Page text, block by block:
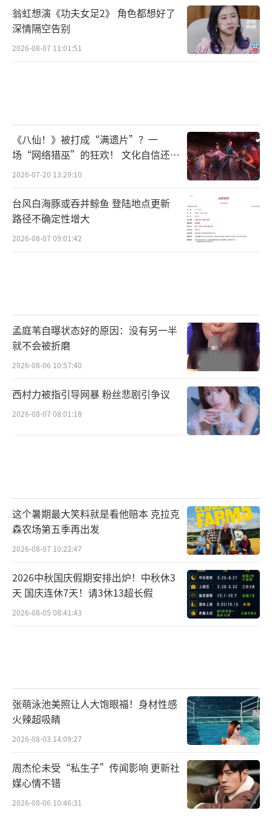
了他“顶流光环”下的阴暗面：以“选演
员”“做音乐”为借口欺骗女性，甚至涉及未
成年人。警方介入调查、正式逮捕，只用了短
房达16亿，代言从奢侈品到日常用品全覆盖。
可他把名气当成“特权”，最终触碰法律底
线。
十年过去，归国四子的人生给出了四种截
然不同的答案。黄子韬赢在“真诚与平衡”，
把爱情和事业经营得相得益彰。张艺兴赢
没有标准答案，有人觉得家庭圆满是赢，有人
认为事业成功才是赢。但这场对比里藏着最朴
素的道理：娱乐圈从不是“流量说了算”，真
诚能抵岁月漫长，专注能成事业根基，而底线
永远是不可触碰的红线。如今黄子韬的婚礼进
入倒计时，比起八卦，我们更该记住的是：无
（责任编辑：0882）
翁虹想演《功夫女足2》 角色都想好了
深情隔空告别
2026-08-07 11:01:51
《八仙！》被打成“满遗片”？一
场“网络猎巫”的狂欢！ 文化自信还是
焦虑？
2026-07-20 13:29:10
台风白海豚或吞并鲸鱼 登陆地点更新
路径不确定性增大
2026-08-07 09:01:42
孟庭苇自曝状态好的原因：没有另一半
就不会被折磨
2026-08-06 10:57:40
西村力被指引导网暴 粉丝悲剧引争议
2026-08-07 08:01:18
这个暑期最大笑料就是看他赔本 克拉克
森农场第五季再出发
2026-08-07 10:22:47
2026中秋国庆假期安排出炉！中秋休3
天 国庆连休7天！请3休13超长假
2026-08-05 08:41:43
张萌泳池美照让人大饱眼福！身材性感
火辣超吸睛
2026-08-03 14:09:27
周杰伦未受“私生子”传闻影响 更新社
媒心情不错
2026-08-06 10:46:31